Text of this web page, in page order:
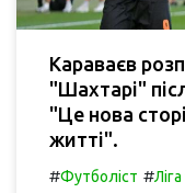
Караваєв
"Шахтарі"
"Це нова
житті".
#Футболіст #